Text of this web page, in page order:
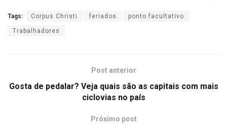
Tags: Corpus Christi feriados ponto facultativo
Trabalhadores
Post anterior
Gosta de pedalar? Veja quais são as capitais com mais
ciclovias no país
Próximo post